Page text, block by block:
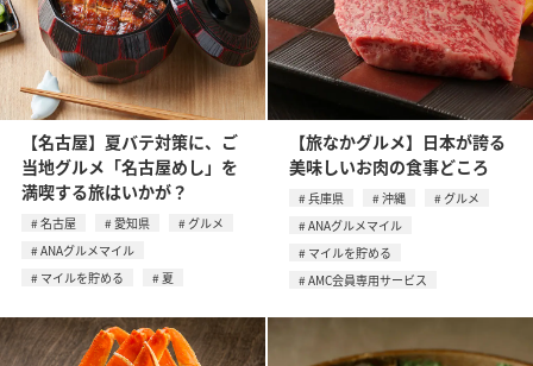
【名古屋】夏バテ対策に、ご
当地グルメ「名古屋めし」を
満喫する旅はいかが？
名古屋 愛知県
グルメ
ANAグルメマイル
マイルを貯める
夏
【旅なかグルメ】日本が誇る
美味しいお肉の食事どころ
兵庫県 沖縄
グルメ
ANAグルメマイル
マイルを貯める
AMC会員専用サービス